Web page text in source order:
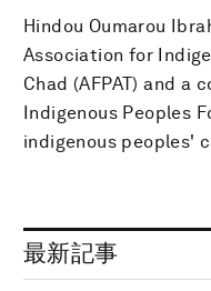
Hindou Oumarou
Association for
Chad (AFPAT) and a
Indigenous Peoples
indigenous peoples'
最新記事